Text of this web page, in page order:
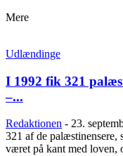
Mere
Udlændinge
I 1992 fik 321
–...
Redaktionen - 23.
321 af de
været på kant med loven,